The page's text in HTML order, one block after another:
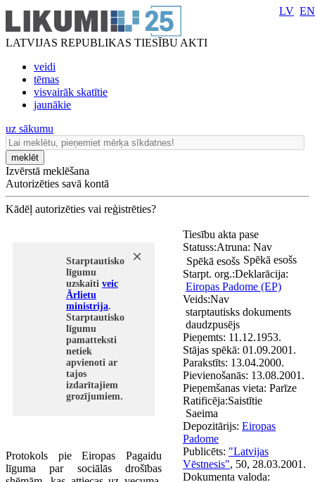
LATVIJAS REPUBLIKAS TIESĪBU AKTI
veidi
tēmas
visvairāk skatītie
jaunākie
LV EN
uz sākumu
meklēt
Izvērstā meklēšana
Autorizēties savā kontā
Kādēļ autorizēties vai reģistrēties?
Starptautisko
līgumu
uzskaiti veic
Ārlietu
ministrija.
Starptautisko
līgumu
pamatteksti
netiek
apvienoti ar
tajos
izdarītajiem
grozījumiem.
Protokols pie Eiropas Pagaidu
līguma par sociālās drošības
Tiesību akta pase
Statuss:
Spēkā esošs Spēkā esošs
Starpt. org.:
Eiropas Padome (EP)
Veids:
starptautisks dokuments
daudzpusējs
Pieņemts: 11.12.1953.
Stājas spēkā: 01.09.2001.
Parakstīts: 13.04.2000.
Pievienošanās: 13.08.2001.
Pieņemšanas vieta: Parīze
Ratificēja:
Saeima
Atruna: Nav
Deklarācija:
Nav
Depozitārijs: Eiropas
Padome
Publicēts: "Latvijas
Vēstnesis", 50, 28.03.2001.
Dokumenta valoda:
Saistītie